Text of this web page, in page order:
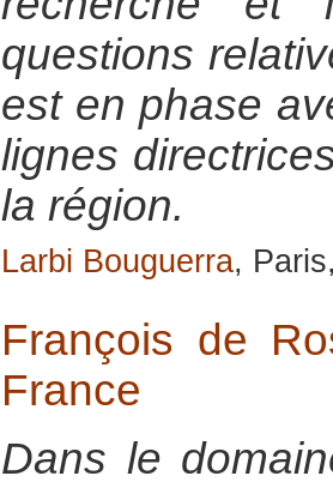
questions
est en phase
lignes
la région.
Larbi Bouguerra,
François de
France
Dans le